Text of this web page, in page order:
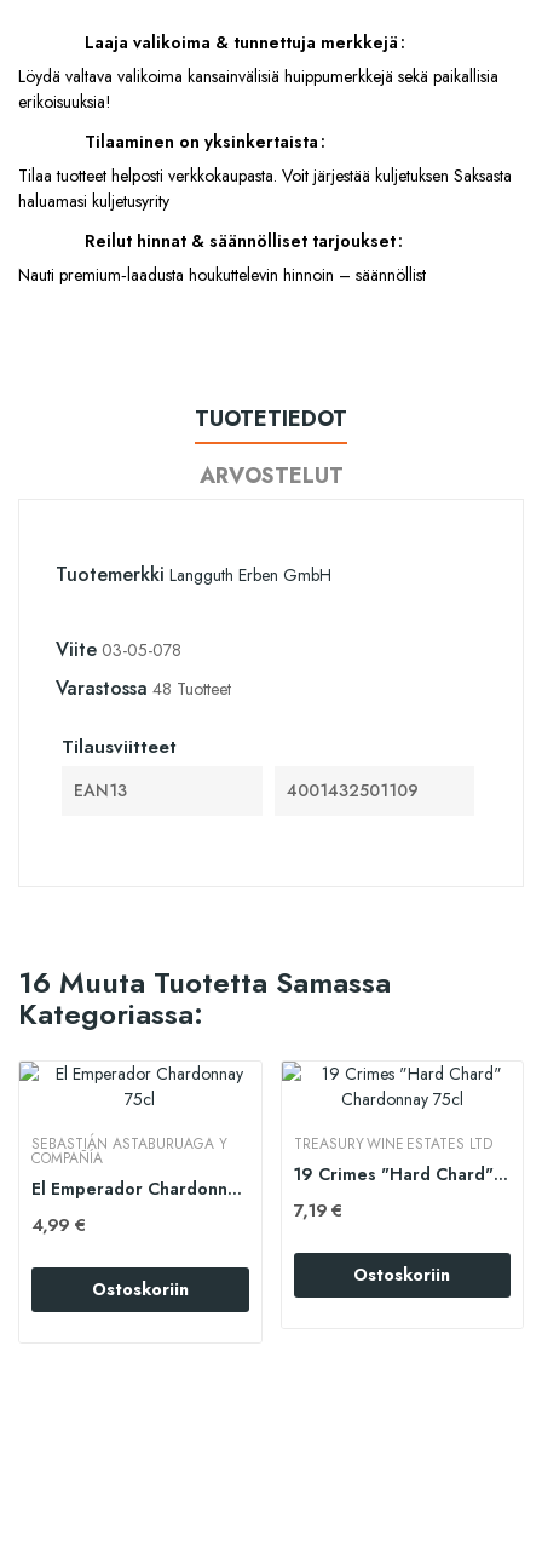
Laaja valikoima & tunnettuja merkkejä
Löydä valtava valikoima kansainvälisiä huippumerkkejä sekä paikallisia
erikoisuuksia!
Tilaaminen on yksinkertaista
Tilaa tuotteet helposti verkkokaupasta. Voit järjestää kuljetuksen Saksasta
haluamasi kuljetusyrity
Reilut hinnat & säännölliset tarjoukset
Nauti premium‑laadusta houkuttelevin hinnoin – säännöllist
TUOTETIEDOT
ARVOSTELUT
Tuotemerkki Langguth Erben GmbH
Viite 03-05-078
Varastossa 48 Tuotteet
Tilausviitteet
EAN13 4001432501109
16 Muuta Tuotetta Samassa
Kategoriassa:
SEBASTIÁN ASTABURUAGA Y
COMPAÑÍA
El Emperador Chardonnay 75cl
4,99 €
Ostoskoriin
TREASURY WINE ESTATES LTD
19 Crimes "Hard Chard" Chardonnay 75cl
7,19 €
Ostoskoriin